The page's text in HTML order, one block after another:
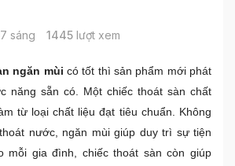
sáng 1445 lượt xem
ngăn mùi có tốt thì sản phẩm mới phát
năng sẵn có. Một chiếc thoát sàn chất
từ loại chất liệu đạt tiêu chuẩn. Không
nước, ngăn mùi giúp duy trì sự tiện
mỗi gia đình, chiếcthoát sàncòn giúp